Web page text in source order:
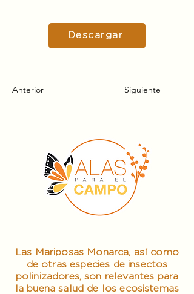
Descargar
Anterior Siguiente
Las Mariposas Monarca, así como
de otras especies de insectos
polinizadores, son relevantes para
la buena salud de los ecosistemas